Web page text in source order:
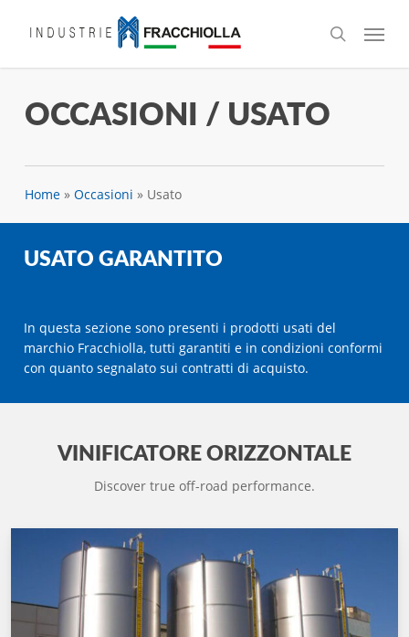
content
search
Menu
OCCASIONI / USATO
Home» Occasioni » Usato
USATO GARANTITO
In questa sezione sono presenti i prodotti usati del
marchio Fracchiolla, tutti garantiti e in condizioni conformi
con quanto segnalato sui contratti di acquisto.
VINIFICATORE ORIZZONTALE
Discover true off-road performance.